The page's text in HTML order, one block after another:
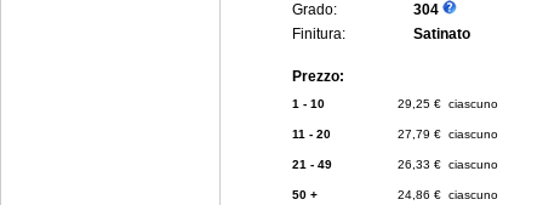
Grado:
304
Finitura:
Satinato
Prezzo:
1 - 10 29,25 € ciascuno
11 - 20 27,79 € ciascuno
21 - 49 26,33 € ciascuno
50 + 24,86 € ciascuno